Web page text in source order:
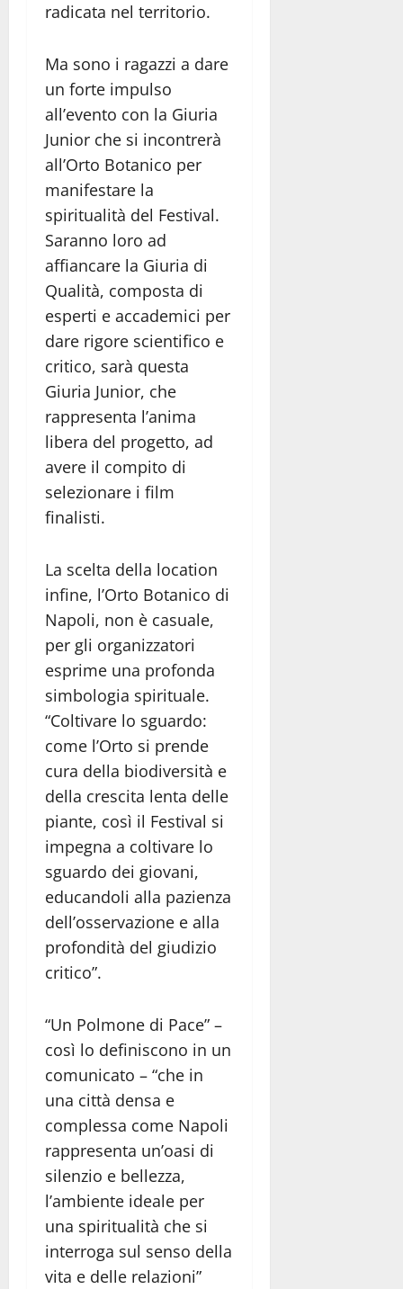
radicata nel territorio.
Ma sono i ragazzi a dare
un forte impulso
all’evento con la Giuria
Junior che si incontrerà
all’Orto Botanico per
manifestare la
spiritualità del Festival.
Saranno loro ad
affiancare la Giuria di
Qualità, composta di
esperti e accademici per
dare rigore scientifico e
critico, sarà questa
Giuria Junior, che
rappresenta l’anima
libera del progetto, ad
avere il compito di
selezionare i film
finalisti.
La scelta della location
infine, l’Orto Botanico di
Napoli, non è casuale,
per gli organizzatori
esprime una profonda
simbologia spirituale.
“Coltivare lo sguardo:
come l’Orto si prende
cura della biodiversità e
della crescita lenta delle
piante, così il Festival si
impegna a coltivare lo
sguardo dei giovani,
educandoli alla pazienza
dell’osservazione e alla
profondità del giudizio
critico”.
“Un Polmone di Pace” –
così lo definiscono in un
comunicato – “che in
una città densa e
complessa come Napoli
rappresenta un’oasi di
silenzio e bellezza,
l’ambiente ideale per
una spiritualità che si
interroga sul senso della
vita e delle relazioni”